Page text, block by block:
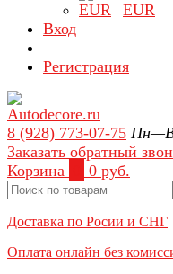
EUR
Вход
Регистрация
8 (928) 773-07-75
Заказать обратный
Корзина
0 руб.
Доставка по Росии и СНГ
Оплата онлайн без